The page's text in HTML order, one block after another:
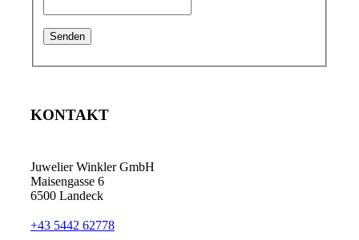
KONTAKT
Juwelier Winkler GmbH
Maisengasse 6
6500 Landeck
+43 5442 62778